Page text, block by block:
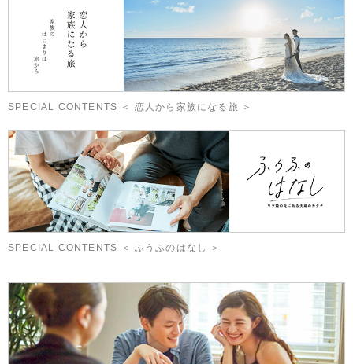
SPECIAL CONTENTS ＜ 恋人から家族になる旅 ＞
SPECIAL CONTENTS ＜ ふうふのはなし ＞